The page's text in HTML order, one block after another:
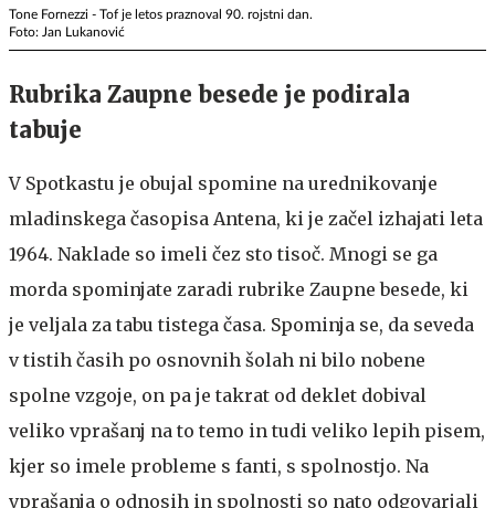
Tone Fornezzi - Tof je letos praznoval 90. rojstni dan.
Foto: Jan Lukanović
Rubrika Zaupne besede je podirala
tabuje
V Spotkastu je obujal spomine na urednikovanje
mladinskega časopisa Antena, ki je začel izhajati leta
1964. Naklade so imeli čez sto tisoč. Mnogi se ga
morda spominjate zaradi rubrike Zaupne besede, ki
je veljala za tabu tistega časa. Spominja se, da seveda
v tistih časih po osnovnih šolah ni bilo nobene
spolne vzgoje, on pa je takrat od deklet dobival
veliko vprašanj na to temo in tudi veliko lepih pisem,
kjer so imele probleme s fanti, s spolnostjo. Na
vprašanja o odnosih in spolnosti so nato odgovarjali